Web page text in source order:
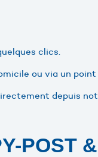
clics.
ou via un point
depuis
POST